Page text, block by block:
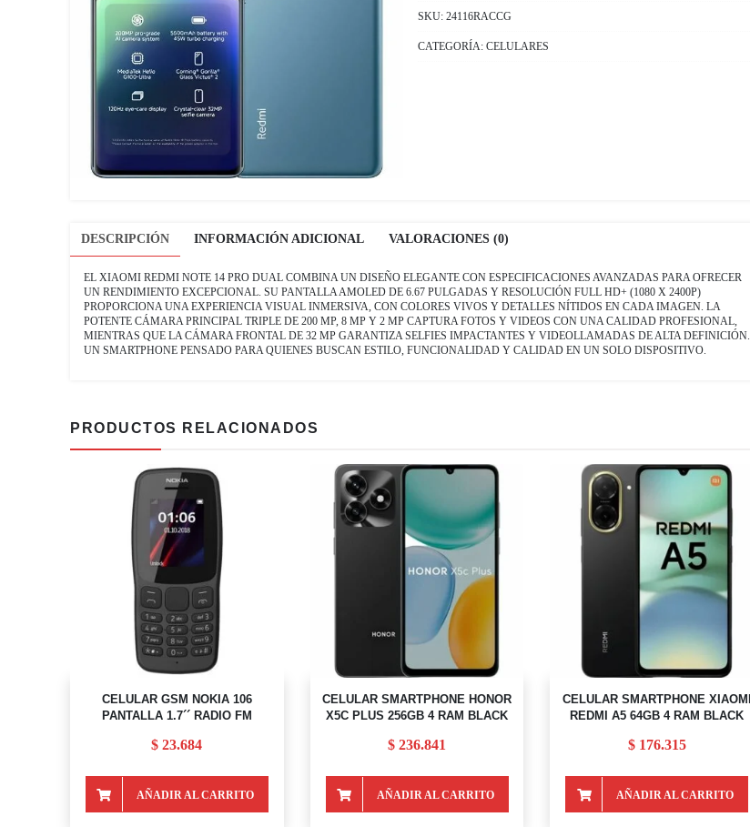
SKU: 24116RACCG
CATEGORÍA: CELULARES
DESCRIPCIÓN INFORMACIÓN ADICIONAL VALORACIONES (0)
EL XIAOMI REDMI NOTE 14 PRO DUAL COMBINA UN DISEÑO ELEGANTE CON ESPECIFICACIONES AVANZADAS PARA OFRECER
UN RENDIMIENTO EXCEPCIONAL. SU PANTALLA AMOLED DE 6.67 PULGADAS Y RESOLUCIÓN FULL HD+ (1080 X 2400P)
PROPORCIONA UNA EXPERIENCIA VISUAL INMERSIVA, CON COLORES VIVOS Y DETALLES NÍTIDOS EN CADA IMAGEN. LA
POTENTE CÁMARA PRINCIPAL TRIPLE DE 200 MP, 8 MP Y 2 MP CAPTURA FOTOS Y VIDEOS CON UNA CALIDAD PROFESIONAL,
MIENTRAS QUE LA CÁMARA FRONTAL DE 32 MP GARANTIZA SELFIES IMPACTANTES Y VIDEOLLAMADAS DE ALTA DEFINICIÓN.
UN SMARTPHONE PENSADO PARA QUIENES BUSCAN ESTILO, FUNCIONALIDAD Y CALIDAD EN UN SOLO DISPOSITIVO.
PRODUCTOS RELACIONADOS
CELULAR GSM NOKIA 106
PANTALLA 1.7´´ RADIO FM
$ 23.684
AÑADIR AL CARRITO
CELULAR SMARTPHONE HONOR
X5C PLUS 256GB 4 RAM BLACK
$ 236.841
AÑADIR AL CARRITO
CELULAR SMARTPHONE XIAOMI
REDMI A5 64GB 4 RAM BLACK
$176.315
AÑADIR AL CARRITO